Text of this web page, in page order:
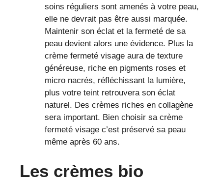
soins réguliers sont amenés à votre peau,
elle ne devrait pas être aussi marquée.
Maintenir son éclat et la fermeté de sa
peau devient alors une évidence. Plus la
crème fermeté visage aura de texture
généreuse, riche en pigments roses et
micro nacrés, réfléchissant la lumière,
plus votre teint retrouvera son éclat
naturel. Des crèmes riches en collagène
sera important. Bien choisir sa crème
fermeté visage c’est préservé sa peau
même après 60 ans.
Les crèmes bio